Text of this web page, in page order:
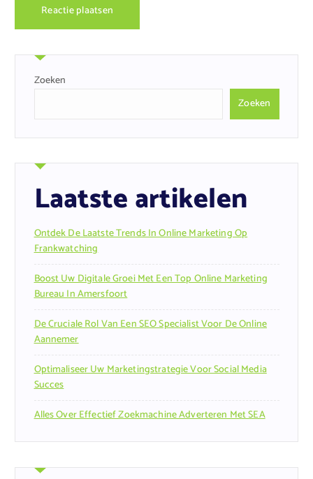
Zoeken
Zoeken
Laatste artikelen
Ontdek De Laatste Trends In Online Marketing Op
Frankwatching
Boost Uw Digitale Groei Met Een Top Online Marketing
Bureau In Amersfoort
De Cruciale Rol Van Een SEO Specialist Voor De Online
Aannemer
Optimaliseer Uw Marketingstrategie Voor Social Media
Succes
Alles Over Effectief Zoekmachine Adverteren Met SEA